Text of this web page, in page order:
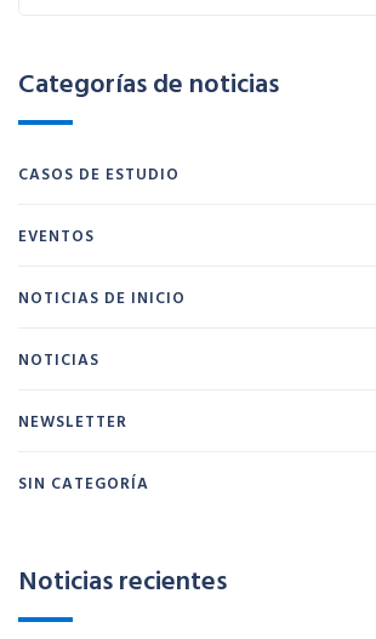
Categorías de noticias
CASOS DE ESTUDIO
EVENTOS
NOTICIAS DE INICIO
NOTICIAS
NEWSLETTER
SIN CATEGORÍA
Noticias recientes